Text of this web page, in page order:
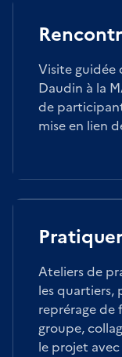
Visite guidée
Daudin à la
de
mise en lien
Ateliers de
les quartiers,
reprérage de
groupe,
le projet